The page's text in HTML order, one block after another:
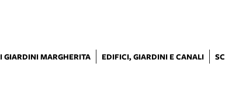
GIARDINI MARGHERITA EDIFICI, GIARDINI E CANALI